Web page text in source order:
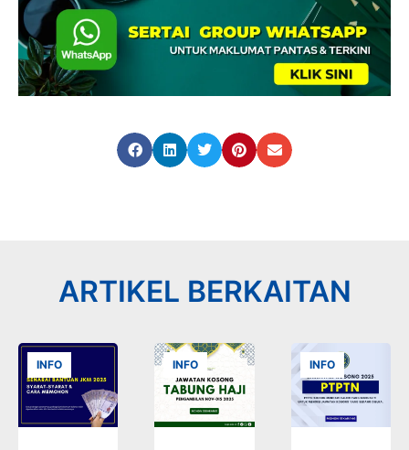
ARTIKEL BERKAITAN
INFO INFO INFO